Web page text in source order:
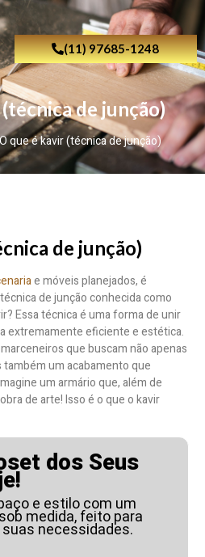
(11) 97685-1248
de junção)
O que é kavir (técnica de junção)
de junção)
e móveis planejados, é
de junção conhecida como
Essa técnica é uma forma de unir
extremamente eficiente e estética.
que buscam não apenas
um acabamento que
um armário que, além de
de arte! Isso é o que o kavir
dos Seus
e estilo com um
medida, feito para
necessidades.